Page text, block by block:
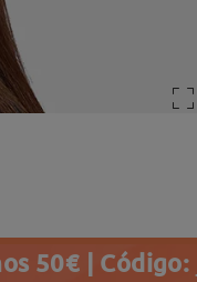
50€ | Código: